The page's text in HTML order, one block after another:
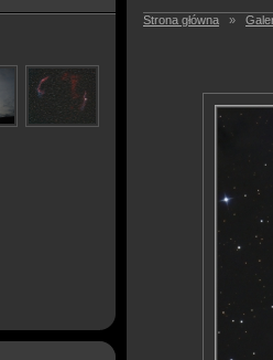
Strona główna »